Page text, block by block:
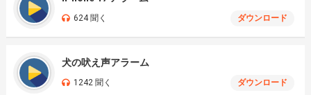
624 聞く ダウンロード
犬の吠え声アラーム
1242 聞く ダウンロード